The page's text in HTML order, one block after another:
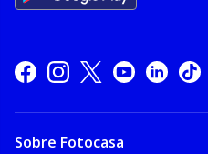
Sobre Fotocasa